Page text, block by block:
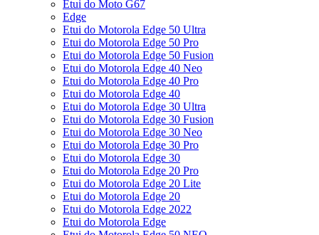
Etui do Moto G67
Edge
Etui do Motorola Edge 50 Ultra
Etui do Motorola Edge 50 Pro
Etui do Motorola Edge 50 Fusion
Etui do Motorola Edge 40 Neo
Etui do Motorola Edge 40 Pro
Etui do Motorola Edge 40
Etui do Motorola Edge 30 Ultra
Etui do Motorola Edge 30 Fusion
Etui do Motorola Edge 30 Neo
Etui do Motorola Edge 30 Pro
Etui do Motorola Edge 30
Etui do Motorola Edge 20 Pro
Etui do Motorola Edge 20 Lite
Etui do Motorola Edge 20
Etui do Motorola Edge 2022
Etui do Motorola Edge